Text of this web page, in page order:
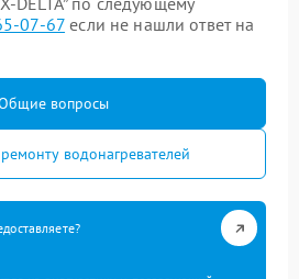
07-67 если не нашли ответ на
вопросы
водонагревателей